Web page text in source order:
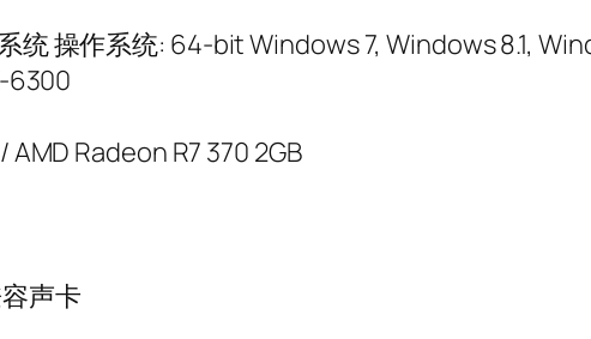
统 操作系统: 64-bit Windows 7, Windows 8.1,
6300
AMD Radeon R7 370 2GB
声卡